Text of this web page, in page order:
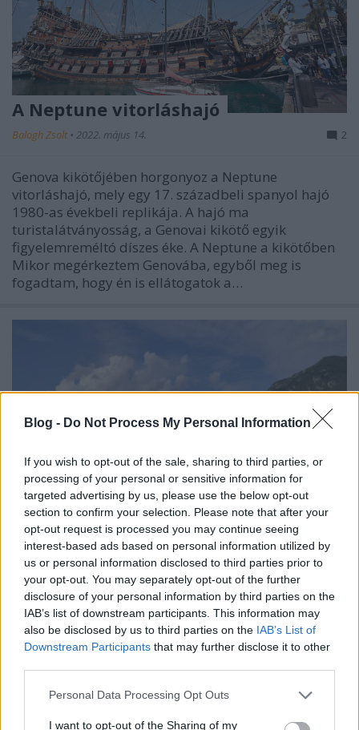
Blog - Do Not Process My Personal Information
If you wish to opt-out of the sale, sharing to third parties, or
processing of your personal or sensitive information for
targeted advertising by us, please use the below opt-out
section to confirm your selection. Please note that after your
opt-out request is processed you may continue seeing
interest-based ads based on personal information utilized by
us or personal information disclosed to third parties prior to
your opt-out. You may separately opt-out of the further
disclosure of your personal information by third parties on the
IAB’s list of downstream participants. This information may
also be disclosed by us to third parties on the IAB’s List of
Downstream Participants that may further disclose it to other
Please note that this website/app uses one or more Google
not limited to your visit or usage behaviour. You may click to
Personal Data Processing Opt Outs
I want to opt-out of the Sharing of my
A Neptune vitorláshajó
Balogh Zsolt • 2022. május 14. 2
Genova kikötőjében horgonyoz a Neptune
vitorláshajó, mely egy 17. századbeli spanyol hajó
1980-as évekbeli replikája. A hajó ma
turistalátványosság, a Genovai kikötő egyik
figyelemreméltó díszes éke. A Neptune a kikötőben
Mikor megérkeztem Genovába, egyből meg is
fogadtam, hogy én is ellátogatok a…
Az Achenseebahn gőzöse
Balogh Zsolt• 2017. november 08.
Az ausztriai Jenbach állomás igazán különleges
állomás, hiszen három különböző nyomtávolságú
vasútvonal fut itt össze. Az Alsó-Inn völgyi vasútvonal
képviseli a normál nyomtávolságot, melyen egyik
irányban München és Salzburg, a másik irányban
pedig Innsbruck található. A Zillertalbahn, mely a…